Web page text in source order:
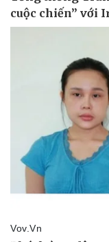
Thể thao
Bóng đá